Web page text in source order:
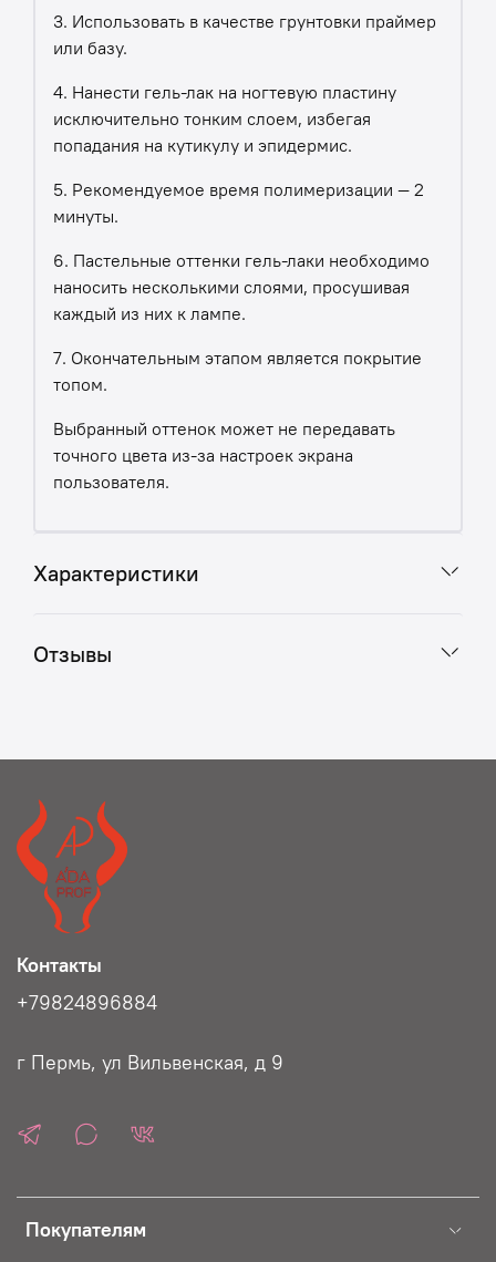
3. Использовать в качестве грунтовки праймер
или базу.
4. Нанести гель-лак на ногтевую пластину
исключительно тонким слоем, избегая
попадания на кутикулу и эпидермис.
5. Рекомендуемое время полимеризации — 2
минуты.
6. Пастельные оттенки гель-лаки необходимо
наносить несколькими слоями, просушивая
каждый из них к лампе.
7. Окончательным этапом является покрытие
топом.
Выбранный оттенок может не передавать
точного цвета из-за настроек экрана
пользователя.
Характеристики
Отзывы
Покупателям
Контакты
+79824896884
г Пермь, ул Вильвенская, д 9